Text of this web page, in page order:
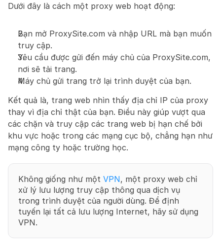
Dưới đây là cách một proxy web hoạt động:
Bạn mở ProxySite.com và nhập URL mà bạn muốn
truy cập.
Yêu cầu được gửi đến máy chủ của ProxySite.com,
nơi sẽ tải trang.
Máy chủ gửi trang trở lại trình duyệt của bạn.
Kết quả là, trang web nhìn thấy địa chỉ IP của proxy
thay vì địa chỉ thật của bạn. Điều này giúp vượt qua
các chặn và truy cập các trang web bị hạn chế bởi
khu vực hoặc trong các mạng cục bộ, chẳng hạn như
mạng công ty hoặc trường học.
Không giống như một VPN, một proxy web chỉ
xử lý lưu lượng truy cập thông qua dịch vụ
trong trình duyệt của người dùng. Để định
tuyến lại tất cả lưu lượng Internet, hãy sử dụng
VPN.